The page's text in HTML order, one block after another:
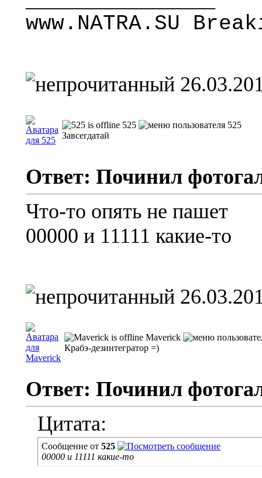
www.NATRA.SU
525
Завсегдатай
Ответ: Починил
Что-то опять не пашет
00000 и 11111 какие-то
Maverick
Крабэ-дезинтегратор =)
Ответ: Починил
Цитата:
Сообщение от 525
00000 и 11111 какие-то